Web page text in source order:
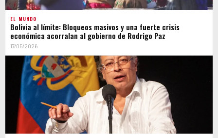
EL MUNDO
Bolivia al límite: Bloqueos masivos y una fuerte crisis
económica acorralan al gobierno de Rodrigo Paz
17/05/2026